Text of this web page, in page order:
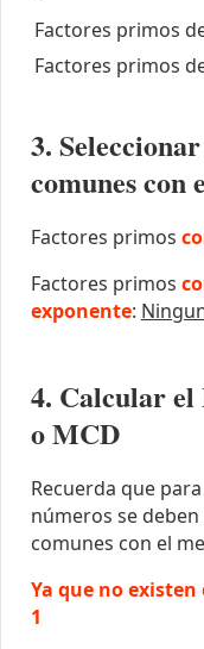
Factores primos
Factores primos
3.
comunes con
Factores primos
Factores primos
exponente:
4. Calcular
o MCD
Recuerda que
números se
comunes con el
Ya que no
1